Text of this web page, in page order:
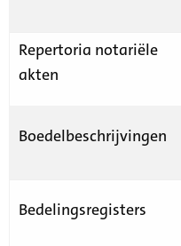
Repertoria notariële
akten
Boedelbeschrijvingen
Bedelingsregisters